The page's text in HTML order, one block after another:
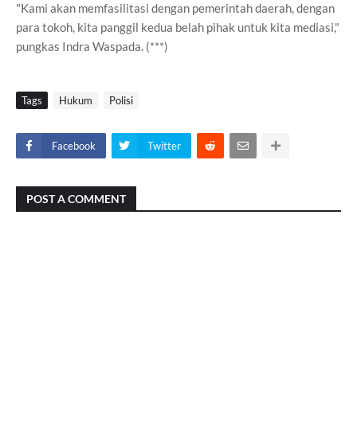
"Kami akan memfasilitasi dengan pemerintah daerah, dengan
para tokoh, kita panggil kedua belah pihak untuk kita mediasi,"
pungkas Indra Waspada. (***)
Tags Hukum Polisi
Facebook Twitter
POST A COMMENT